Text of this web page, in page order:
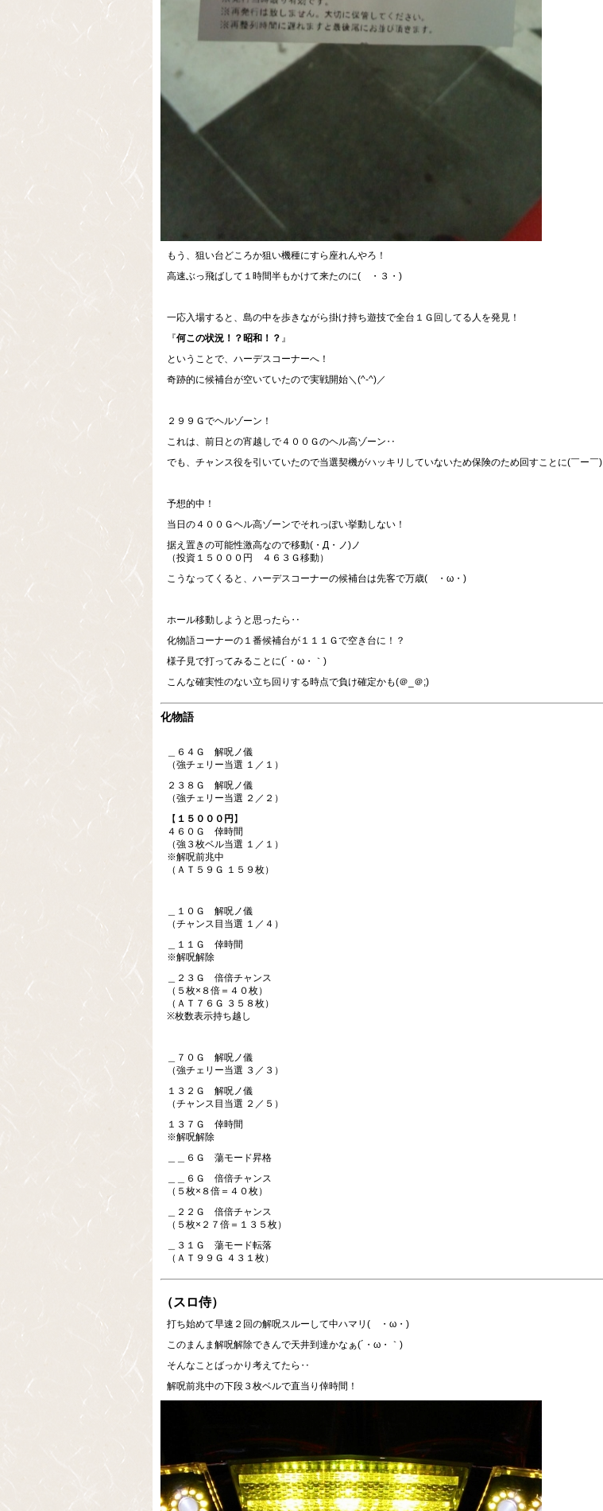
もう、狙い台どころか狙い機種にすら座れんやろ！
高速ぶっ飛ばして１時間半もかけて来たのに( ・３・)
一応入場すると、島の中を歩きながら掛け持ち遊技で全台１Ｇ回してる人を発見！
『何この状況！？昭和！？ 』
ということで、ハーデスコーナーへ！
奇跡的に候補台が空いていたので実戦開始＼(^-^)／
２９９Ｇでヘルゾーン！
これは、前日との宵越しで４００Ｇのヘル高ゾーン‥
でも、チャンス役を引いていたので当選契機がハッキリしていないため保険のため回すことに(￣ー￣)
予想的中！
当日の４００Ｇヘル高ゾーンでそれっぽい挙動しない！
据え置きの可能性激高なので移動(・Д・ノ)ノ
（投資１５０００円 ４６３Ｇ移動）
こうなってくると、ハーデスコーナーの候補台は先客で万歳( ・ω・)
ホール移動しようと思ったら‥
化物語コーナーの１番候補台が１１１Ｇで空き台に！？
様子見で打ってみることに(´・ω・｀)
こんな確実性のない立ち回りする時点で負け確定かも(＠_＠;)
化物語
＿６４Ｇ 解呪ノ儀
（強チェリー当選 １／１）
２３８Ｇ 解呪ノ儀
（強チェリー当選 ２／２）
【 １５０００円 】
４６０Ｇ 倖時間
（強３枚ベル当選 １／１）
※解呪前兆中
（ＡＴ５９Ｇ １５９枚）
＿１０Ｇ 解呪ノ儀
（チャンス目当選 １／４）
＿１１Ｇ 倖時間
※解呪解除
＿２３Ｇ 倍倍チャンス
（５枚×８倍＝４０枚）
（ＡＴ７６Ｇ ３５８枚）
※枚数表示持ち越し
＿７０Ｇ 解呪ノ儀
（強チェリー当選 ３／３）
１３２Ｇ 解呪ノ儀
（チャンス目当選 ２／５）
１３７Ｇ 倖時間
※解呪解除
＿＿６Ｇ 蕩モード昇格
＿＿６Ｇ 倍倍チャンス
（５枚×８倍＝４０枚）
＿２２Ｇ 倍倍チャンス
（５枚×２７倍＝１３５枚）
＿３１Ｇ 蕩モード転落
（ＡＴ９９Ｇ ４３１枚）
（スロ侍）
打ち始めて早速２回の解呪スルーして中ハマリ( ・ω・)
このまんま解呪解除できんで天井到達かなぁ(´・ω・｀)
そんなことばっかり考えてたら‥
解呪前兆中の下段３枚ベルで直当り倖時間！